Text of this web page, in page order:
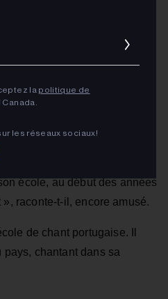
de Canadiens, de la
une figure incontournable de
et àMuchMusic, grâce à son
de danser ou de chanter
pour interpréter « My
école, au début des années
raconte-t-il, encore amusé.
de chant portugaise. Il
chantant dans sa
la politique de
les réseaux sociaux!